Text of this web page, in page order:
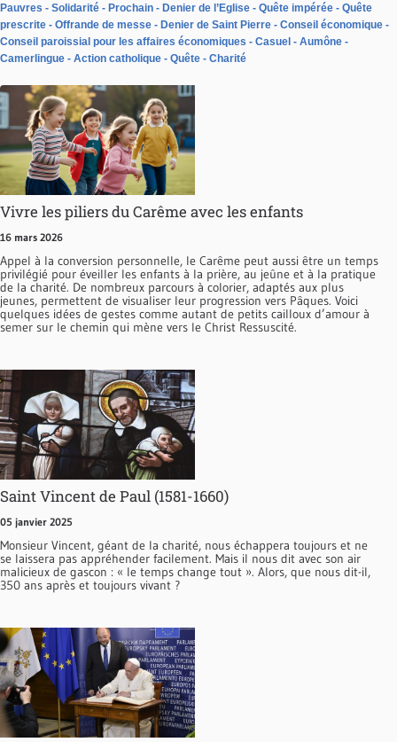
Pauvres Solidarité Prochain Denier de l’Eglise Quête impérée
Quête
prescrite
Offrande de messe Denier de Saint Pierre
Conseil économique
Conseil paroissial pour les affaires économiques
Casuel
Aumône
Camerlingue
Action catholique Quête Charité
Vivre les piliers du Carême avec les enfants
16 mars 2026
Appel à la conversion personnelle, le Carême peut aussi être un temps
privilégié pour éveiller les enfants à la prière, au jeûne et à la pratique
de la charité. De nombreux parcours à colorier, adaptés aux plus
jeunes, permettent de visualiser leur progression vers Pâques. Voici
quelques idées de gestes comme autant de petits cailloux d’amour à
semer sur le chemin qui mène vers le Christ Ressuscité.
Saint Vincent de Paul (1581-1660)
05 janvier 2025
Monsieur Vincent, géant de la charité, nous échappera toujours et ne
se laissera pas appréhender facilement. Mais il nous dit avec son air
malicieux de gascon : « le temps change tout ». Alors, que nous dit-il,
350 ans après et toujours vivant ?